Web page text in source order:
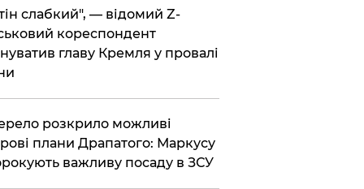
слабкий", — відомий Z-
кореспондент
главу Кремля у провалі
розкрило можливі
плани Драпатого: Маркусу
важливу посаду в ЗСУ